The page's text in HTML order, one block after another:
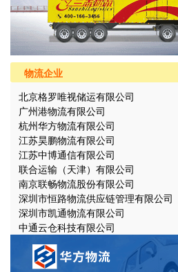
物流企业
北京格罗唯视储运有限公司
广州港物流有限公司
杭州华方物流有限公司
江苏昊鹏物流有限公司
江苏中博通信有限公司
联合运输（天津）有限公司
南京联畅物流股份有限公司
深圳市恒路物流供应链管理有限公司
深圳市凯通物流有限公司
中通云仓科技有限公司